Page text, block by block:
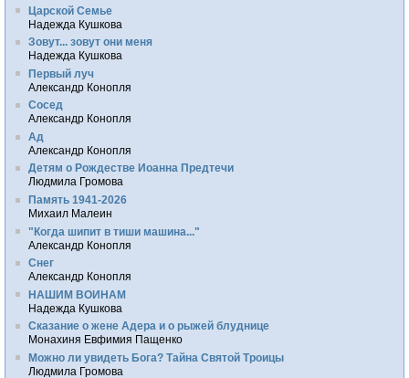
Царской Семье
Надежда Кушкова
Зовут... зовут они меня
Надежда Кушкова
Первый луч
Александр Конопля
Сосед
Александр Конопля
Ад
Александр Конопля
Детям о Рождестве Иоанна Предтечи
Людмила Громова
Память 1941-2026
Михаил Малеин
"Когда шипит в тиши машина..."
Александр Конопля
Снег
Александр Конопля
НАШИМ ВОИНАМ
Надежда Кушкова
Сказание о жене Адера и о рыжей блуднице
Монахиня Евфимия Пащенко
Можно ли увидеть Бога? Тайна Святой Троицы
Людмила Громова